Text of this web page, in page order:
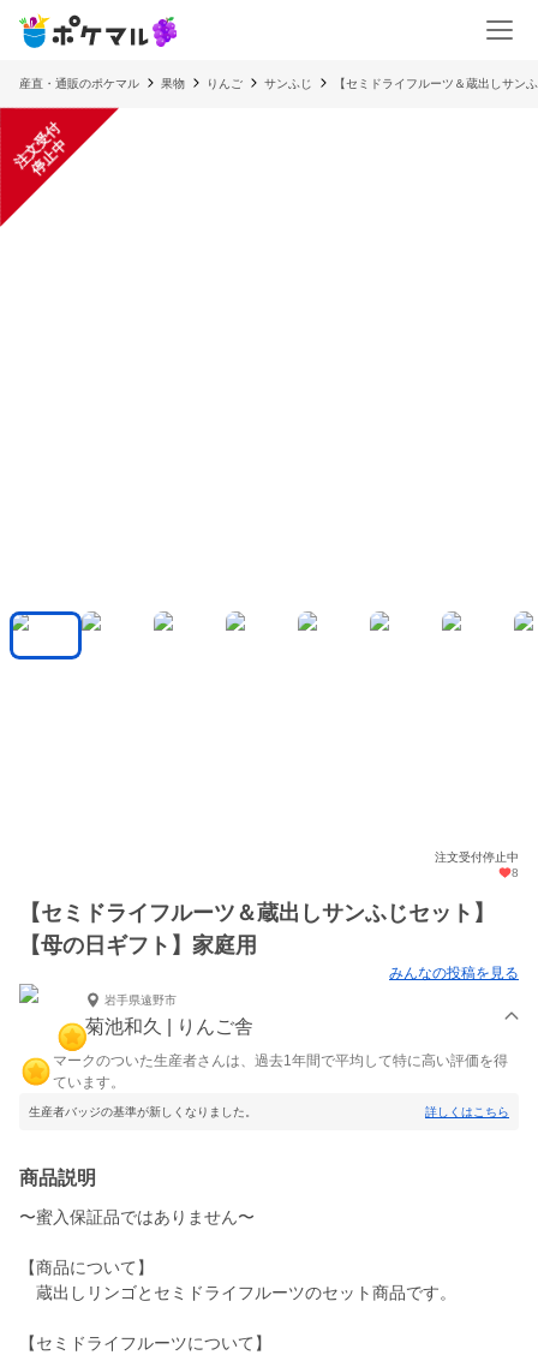
産直・通販のポケマル 果物 りんご サンふじ 【セミドライフルーツ＆蔵出しサン
注
文
受
付
停
止
中
注文受付停止中
8
【セミドライフルーツ＆蔵出しサンふじセット】
【母の日ギフト】家庭用
みんなの投稿を見る
岩手県遠野市
菊池和久 | りんご舎
マークのついた生産者さんは、過去1年間で平均して特に高い評価を得
ています。
生産者バッジの基準が新しくなりました。 詳しくはこちら
商品説明
〜蜜入保証品ではありません〜
【商品について】
蔵出しリンゴとセミドライフルーツのセット商品です。
【セミドライフルーツについて】